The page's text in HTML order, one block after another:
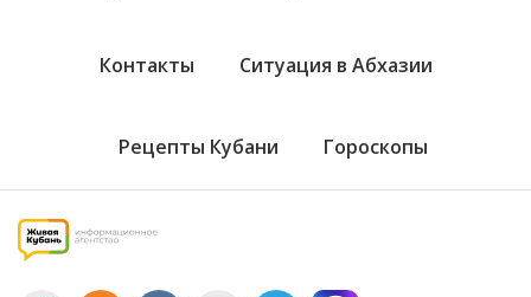
Контакты Ситуация в Абхазии
Рецепты Кубани Гороскопы